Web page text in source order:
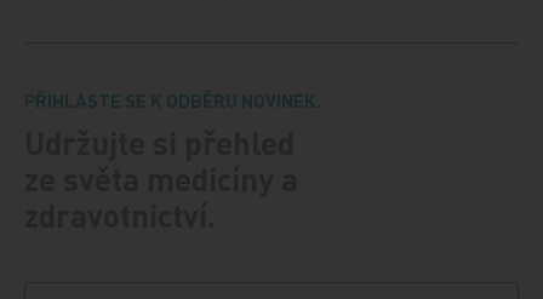
PŘIHLASTE SE K ODBĚRU NOVINEK.